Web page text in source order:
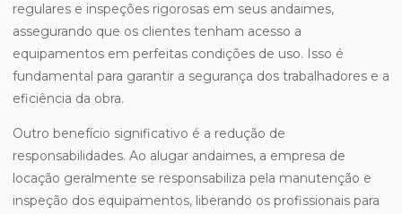
regulares e inspeções rigorosas em seus andaimes,
assegurando que os clientes tenham acesso a
equipamentos em perfeitas condições de uso. Isso é
fundamental para garantir a segurança dos trabalhadores e a
eficiência da obra.
Outro benefício significativo é a redução de
responsabilidades. Ao alugar andaimes, a empresa de
locação geralmente se responsabiliza pela manutenção e
inspeção dos equipamentos, liberando os profissionais para